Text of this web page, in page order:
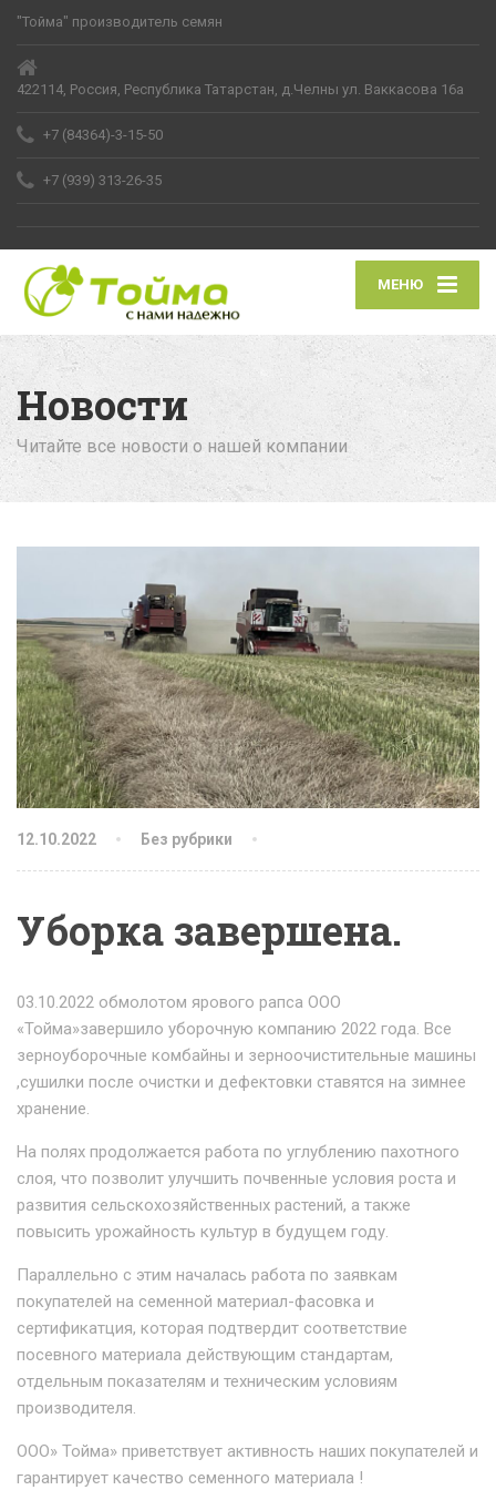
"Тойма" производитель семян
422114, Россия, Республика Татарстан, д.Челны ул. Ваккасова 16а
+7 (84364)-3-15-50
+7 (939) 313-26-35
МЕНЮ
Новости
Читайте все новости о нашей компании
12.10.2022 Без рубрики
Уборка завершена.
03.10.2022 обмолотом ярового рапса ООО
«Тойма»завершило уборочную компанию 2022 года. Все
зерноуборочные комбайны и зерноочистительные машины
,сушилки после очистки и дефектовки ставятся на зимнее
хранение.
На полях продолжается работа по углублению пахотного
слоя, что позволит улучшить почвенные условия роста и
развития сельскохозяйственных растений, а также
повысить урожайность культур в будущем году.
Параллельно с этим началась работа по заявкам
покупателей на семенной материал-фасовка и
сертификатция, которая подтвердит соответствие
посевного материала действующим стандартам,
отдельным показателям и техническим условиям
производителя.
ООО» Тойма» приветствует активность наших покупателей и
гарантирует качество семенного материала !